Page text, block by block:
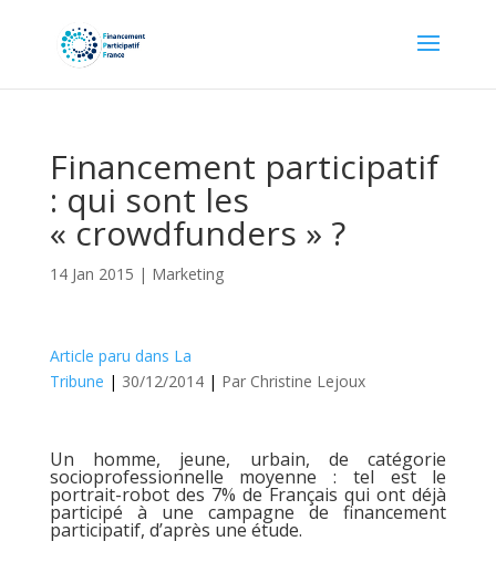
Financement participatif
: qui sont les
« crowdfunders » ?
14 Jan 2015 | Marketing
Article paru dans La
Tribune | 30/12/2014 | Par Christine Lejoux
Un homme, jeune, urbain, de catégorie
socioprofessionnelle moyenne : tel est le
portrait-robot des 7% de Français qui ont déjà
participé à une campagne de financement
participatif, d’après une étude.